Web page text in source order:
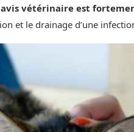
vétérinaire est
et le drainage d’une